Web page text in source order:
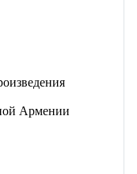
Армении